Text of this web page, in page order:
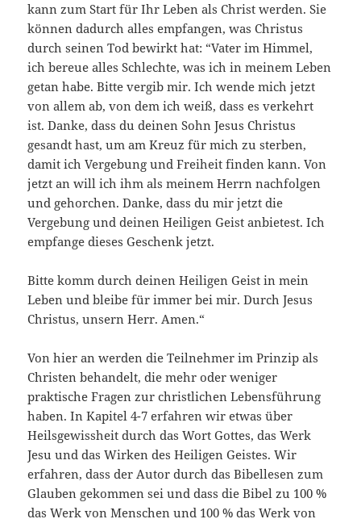
kann zum Start für Ihr Leben als Christ werden. Sie
können dadurch alles empfangen, was Christus
durch seinen Tod bewirkt hat: “Vater im Himmel,
ich bereue alles Schlechte, was ich in meinem Leben
getan habe. Bitte vergib mir. Ich wende mich jetzt
von allem ab, von dem ich weiß, dass es verkehrt
ist. Danke, dass du deinen Sohn Jesus Christus
gesandt hast, um am Kreuz für mich zu sterben,
damit ich Vergebung und Freiheit finden kann. Von
jetzt an will ich ihm als meinem Herrn nachfolgen
und gehorchen. Danke, dass du mir jetzt die
Vergebung und deinen Heiligen Geist anbietest. Ich
empfange dieses Geschenk jetzt.
Bitte komm durch deinen Heiligen Geist in mein
Leben und bleibe für immer bei mir. Durch Jesus
Christus, unsern Herr. Amen.“
Von hier an werden die Teilnehmer im Prinzip als
Christen behandelt, die mehr oder weniger
praktische Fragen zur christlichen Lebensführung
haben. In Kapitel 4-7 erfahren wir etwas über
Heilsgewissheit durch das Wort Gottes, das Werk
Jesu und das Wirken des Heiligen Geistes. Wir
erfahren, dass der Autor durch das Bibellesen zum
Glauben gekommen sei und dass die Bibel zu 100 %
das Werk von Menschen und 100 % das Werk von